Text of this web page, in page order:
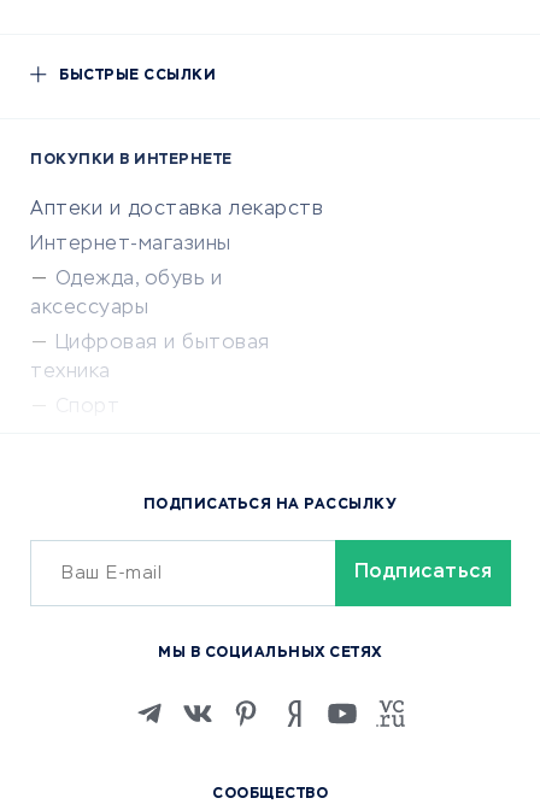
БЫСТРЫЕ ССЫЛКИ
ПОКУПКИ В ИНТЕРНЕТЕ
Аптеки и доставка лекарств
Интернет-магазины
Одежда, обувь и
аксессуары
Цифровая и бытовая
техника
Спорт
Сервисы доставки
ОБУЧЕНИЕ И РАБОТА
Изучение иностранных
Маркетинг и продажи
СООБЩЕСТВО
ПОДПИСАТЬСЯ НА РАССЫЛКУ
МЫ В СОЦИАЛЬНЫХ СЕТЯХ